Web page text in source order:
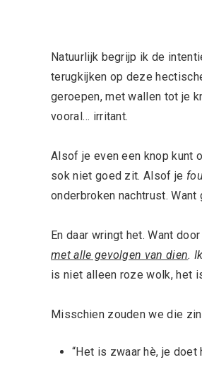
Natuurlijk begrijp ik de
terugkijken op deze
geroepen, met wallen tot je
vooral… irritant.
Alsof je even een knop kunt
sok niet goed zit. Alsof je
onderbroken nachtrust.
En daar wringt het. Want
met alle gevolgen van dien.
is niet alleen roze wolk, het
Misschien zouden we die
“Het is zwaar hè, je doet